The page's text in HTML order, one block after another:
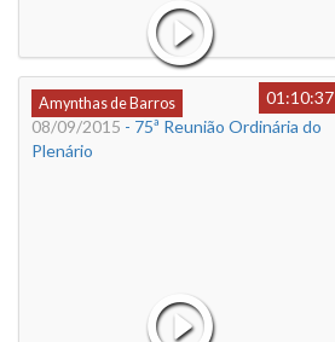
Amynthas de Barros
01:10:37
08/09/2015 - 75ª Reunião Ordinária do
Plenário